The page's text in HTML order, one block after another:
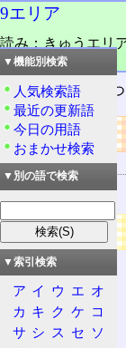
9エリア
読み：きゅうエリ
品詞：名詞
エリア番号 の一
リンク
用語の所属
エリア番号
広告
▼機能別検索
人気検索語
最近の更新語
今日の用語
おまかせ検索
▼別の語で検索
▼索引検索
ア イ ウ エ オ
カ キ ク ケ コ
サ シ ス セ ソ